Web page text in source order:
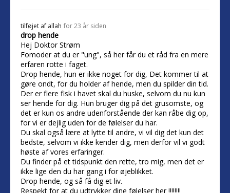
tilføjet af allah for 23 år siden
drop hende
Hej Doktor Strøm
Fomoder at du er "ung", så her får du et råd fra en mere
erfaren rotte i faget.
Drop hende, hun er ikke noget for dig, Det kommer til at
gøre ondt, for du holder af hende, men du spilder din tid.
Der er flere fisk i havet skal du huske, selvom du nu kun
ser hende for dig. Hun bruger dig på det grusomste, og
det er kun os andre udenforstående der kan råbe dig op,
for vi er dejlig uden for de følelser du har.
Du skal også lære at lytte til andre, vi vil dig det kun det
bedste, selvom vi ikke kender dig, men derfor vil vi godt
høste af vores erfaringer.
Du finder på et tidspunkt den rette, tro mig, men det er
ikke lige den du har gang i for øjeblikket.
Drop hende, og så få dig et liv.
Respekt for at du udtrykker dine følelser her !!!!!!!!